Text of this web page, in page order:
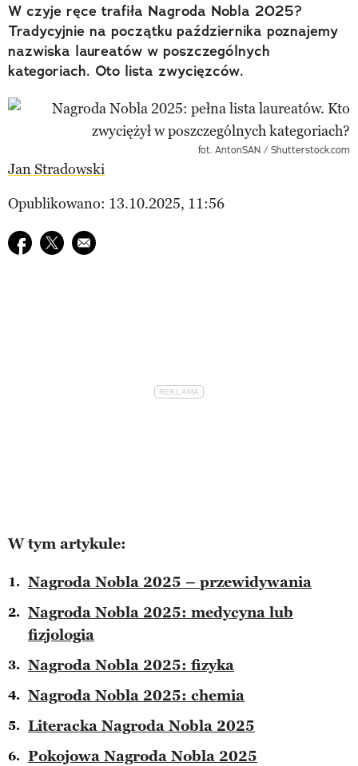
W czyje ręce trafiła Nagroda Nobla 2025?
Tradycyjnie na początku października poznajemy
nazwiska laureatów w poszczególnych
kategoriach. Oto lista zwycięzców.
fot. AntonSAN / Shutterstock.com
Jan Stradowski
Opublikowano: 13.10.2025, 11:56
Udostępnij na facebook
Udostępnij na twitter
E-mail do przyjaciela
W tym artykule:
Nagroda Nobla 2025 – przewidywania
Nagroda Nobla 2025: medycyna lub
fizjologia
Nagroda Nobla 2025: fizyka
Nagroda Nobla 2025: chemia
Literacka Nagroda Nobla 2025
Pokojowa Nagroda Nobla 2025